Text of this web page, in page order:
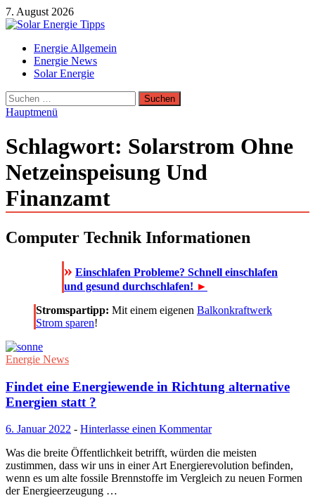
Zum
Inhalt
7. August 2026
Solar Energie Tipps
Solar Energie und Photovoltaik Informationen und Tipps
Energie Allgemein
Energie News
Solar Energie
Suchen
nach:
Hauptmenü
Schlagwort: Solarstrom Ohne
Netzeinspeisung Und
Finanzamt
Computer Technik Informationen
» Einschlafen Probleme? Schnell einschlafen
und gesund durchschlafen! ►
Stromspartipp: Mit einem eigenen Balkonkraftwerk
Strom sparen!
Energie News
Findet eine Energiewende in Richtung alternative
Energien statt ?
6. Januar 2022 - Hinterlasse einen Kommentar
Was die breite Öffentlichkeit betrifft, würden die meisten
zustimmen, dass wir uns in einer Art Energierevolution befinden,
wenn es um alte fossile Brennstoffe im Vergleich zu neuen Formen
der Energieerzeugung …